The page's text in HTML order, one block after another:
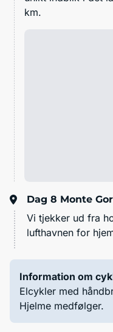
km.
Dag 8 Monte
Vi tjekker ud fra
lufthavnen for
Information om
Elcykler med
Hjelme medfølger.